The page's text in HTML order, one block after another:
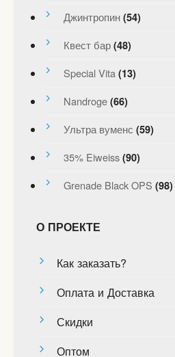
Джинтропин (54)
Квест бар (48)
Special Vita (13)
Nandroge (66)
Ультра вуменс (59)
35% Eiweiss (90)
Grenade Black OPS (98)
О ПРОЕКТЕ
Как заказать?
Оплата и Доставка
Скидки
Оптом